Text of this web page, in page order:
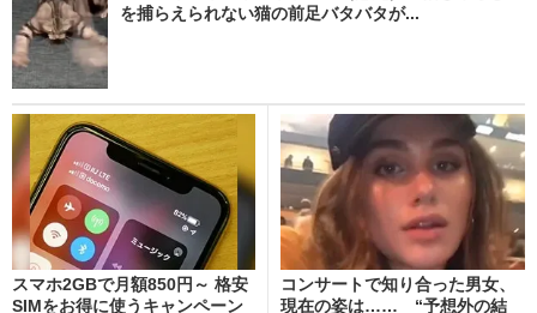
を捕らえられない猫の前足バタバタが...
スマホ2GBで月額850円～ 格安
SIMをお得に使うキャンペーン
コンサートで知り合った男女、
現在の姿は…… “予想外の結